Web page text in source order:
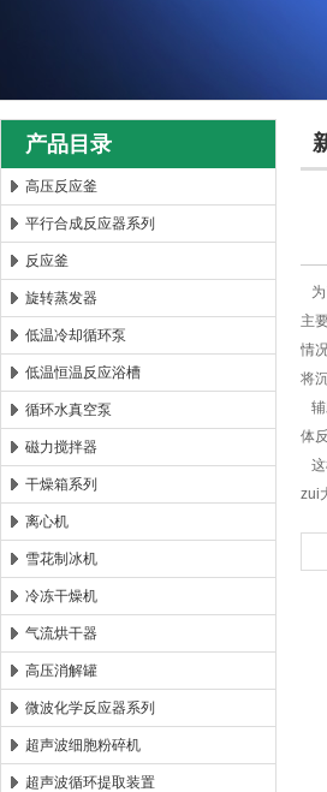
西安太康生物科技有限公司
产品目录
高压反应釜
平行合成反应器系列
反应釜
旋转蒸发器
低温冷却循环泵
低温恒温反应浴槽
循环水真空泵
磁力搅拌器
干燥箱系列
离心机
雪花制冰机
冷冻干燥机
气流烘干器
高压消解罐
微波化学反应器系列
超声波细胞粉碎机
超声波循环提取装置
为
主
情
将
辅
体
这
zui